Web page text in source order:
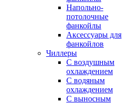
Напольно-
потолочные
фанкойлы
Аксессуары для
фанкойлов
Чиллеры
С воздушным
охлаждением
С водяным
охлаждением
С выносным